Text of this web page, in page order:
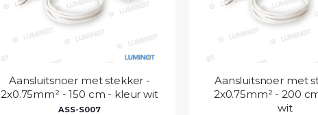
Aansluitsnoer met stekker -
2x0.75mm² - 150 cm - kleur wit
ASS-S007
Aansluitsnoer met
2x0.75mm² - 200
wit